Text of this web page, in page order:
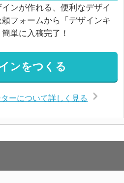
ンが作れる、便利なデザイ
フォームから「デザインキ
単に入稿完了！
ンをつくる
ーについて詳しく見る